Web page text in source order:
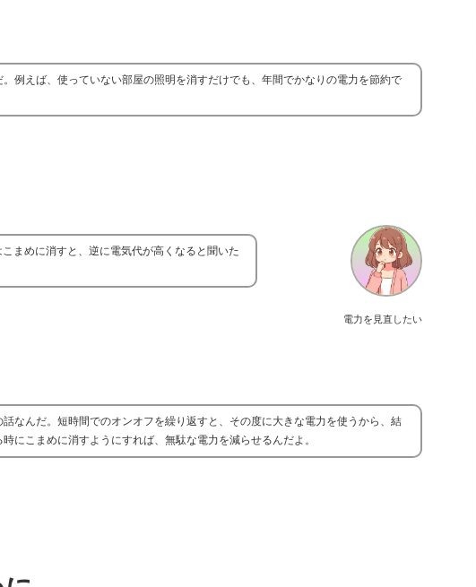
例えば、使っていない部屋の照明を消すだけでも、年間でかなりの電力を節約で
電力を見直したい
まめに消すと、逆に電気代が高くなると聞いた
なんだ。短時間でのオンオフを繰り返すと、その度に大きな電力を使うから、結
にこまめに消すようにすれば、無駄な電力を減らせるんだよ。